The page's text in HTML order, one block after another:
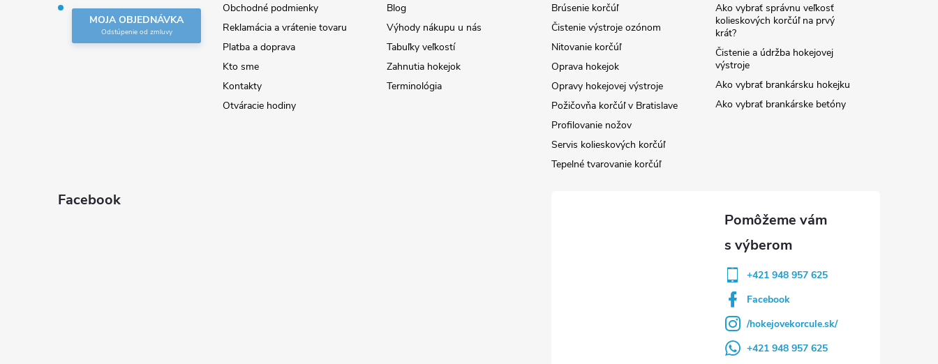
MOJA OBJEDNÁVKA
Obchodné podmienky
Reklamácia a vrátenie tovaru
Platba a doprava
Kto sme
Kontakty
Otváracie hodiny
Blog
Výhody nákupu u nás
Tabuľky veľkostí
Zahnutia hokejok
Terminológia
Brúsenie korčúľ
Čistenie výstroje ozónom
Nitovanie korčúľ
Oprava hokejok
Opravy hokejovej výstroje
Požičovňa korčúľ v Bratislave
Profilovanie nožov
Servis kolieskových korčúľ
Tepelné tvarovanie korčúľ
Ako vybrať správnu veľkosť
kolieskových korčúľ na prvý
krát?
Čistenie a údržba hokejovej
výstroje
Ako vybrať brankársku hokejku
Ako vybrať brankárske betóny
Facebook
+421 948 957 625
Facebook
/hokejovekorcule.sk/
+421 948 957 625